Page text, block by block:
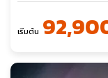
เริ่มต้น